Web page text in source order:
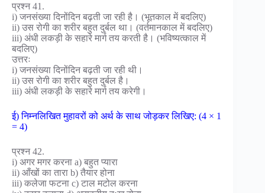
प्रश्न 41.
i) जनसंख्या दिनोंदिन बढ़ती जा रही है। (भूतकाल में बदलिए)
ii) उस रोगी का शरीर बहुत दुर्बल था। (वर्तमानकाल में बदलिए)
iii) अंधी लकड़ी के सहारे मार्ग तय करती है। (भविष्यत्काल में
बदलिए)
उत्तरः
i) जनसंख्या दिनोंदिन बढ़ती जा रही थी।
ii) उस रोगी का शरीर बहुत दुर्बल है।
iii) अंधी लकड़ी के सहारे मार्ग तय करेगी।
ई) निम्नलिखित मुहावरों को अर्थ के साथ जोड़कर लिखिए: (4 × 1
= 4)
प्रश्न 42.
i) अगर मगर करना a) बहुत प्यारा
ii) आँखों का तारा b) तैयार होना
iii) कलेजा फटना c) टाल मटोल करना